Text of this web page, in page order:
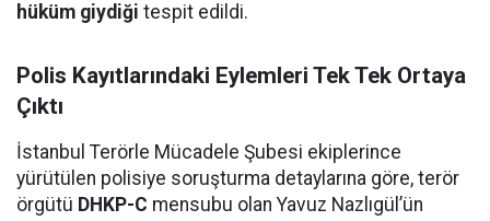
hüküm giydiği tespit edildi.
Polis Kayıtlarındaki Eylemleri Tek Tek Ortaya
Çıktı
İstanbul Terörle Mücadele Şubesi ekiplerince
yürütülen polisiye soruşturma detaylarına göre, terör
örgütü DHKP-C mensubu olan Yavuz Nazlıgül’ün